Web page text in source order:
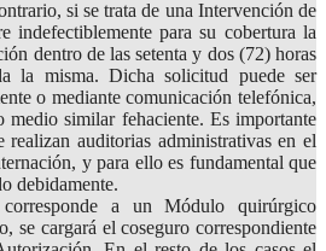
si se trata de una Intervención de
indefectiblemente para su cobertura la
dentro de las setenta y dos (72) horas
la misma. Dicha solicitud puede ser
o mediante comunicación telefónica,
medio similar fehaciente. Es importante
realizan auditorias administrativas en el
y para ello es fundamental que
debidamente.
a un Módulo quirúrgico
se cargará el coseguro correspondiente